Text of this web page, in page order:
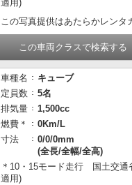
適用)
この写真提供はあたらかレンタ
この車両クラスで検索する
車種名
キューブ
定員数
5名
排気量
1,500cc
燃費＊
0Km/L
寸法
0/0/0mm
(全長/全幅/全高)
＊10・15モード走行 国土交通
適用)